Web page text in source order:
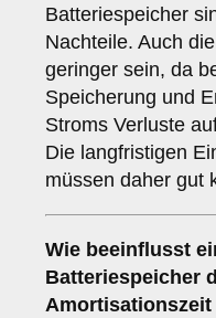
Batteriespeicher
Nachteile. Auch
geringer sein, da
Speicherung und
Stroms Verluste
Die langfristigen
müssen daher gut
Wie beeinflusst
Batteriespeicher
Amortisationszeit